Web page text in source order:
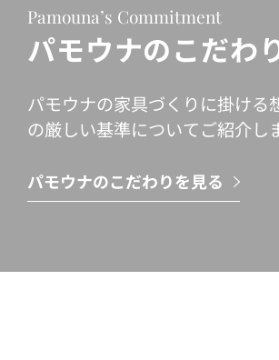
Pamouna’s Commitment
パモウナのこだわ
パモウナの家具づくりに掛ける
の厳しい基準についてご紹介し
パモウナのこだわりを見る